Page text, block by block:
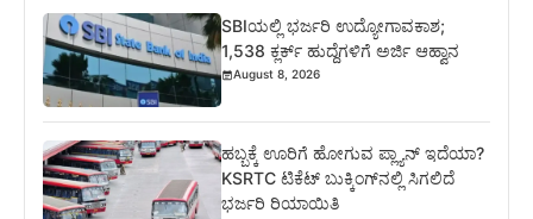
SBIಯಲ್ಲಿ ಭರ್ಜರಿ ಉದ್ಯೋಗಾವಕಾಶ;
1,538 ಕ್ಲರ್ಕ್ ಹುದ್ದೆಗಳಿಗೆ ಅರ್ಜಿ ಆಹ್ವಾನ
August 8, 2026
ಹಬ್ಬಕ್ಕೆ ಊರಿಗೆ ಹೋಗುವ ಪ್ಲ್ಯಾನ್ ಇದೆಯಾ?
KSRTC ಟಿಕೆಟ್ ಬುಕ್ಕಿಂಗ್‌ನಲ್ಲಿ ಸಿಗಲಿದೆ
ಭರ್ಜರಿ ರಿಯಾಯಿತಿ